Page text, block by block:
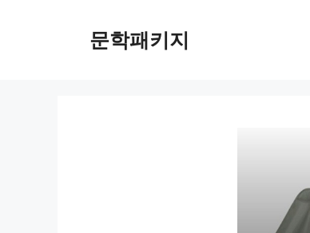
문학패키지